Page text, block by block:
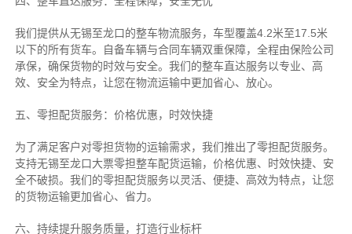
我们提供从无锡至龙口的整车物流服务，车型覆盖4.2米至17.5米
以下的所有货车。自备车辆与合同车辆双重保障，全程由保险公司
承保，确保货物的时效与安全。我们的整车直达服务以专业、高
效、安全为特点，让您在物流运输中更加省心、放心。
五、零担配货服务：价格优惠，时效快捷
为了满足客户对零担货物的运输需求，我们推出了零担配货服务。
支持无锡至龙口大票零担整车配货运输，价格优惠、时效快捷、安
全不破损。我们的零担配货服务以灵活、便捷、高效为特点，让您
的货物运输更加省心、省力。
六、持续提升服务质量，打造行业标杆